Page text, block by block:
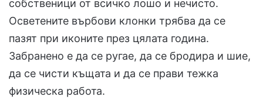
собственици от всичко лошо и нечисто.
Осветените върбови клонки трябва да се
пазят при иконите през цялата година.
Забранено е да се ругае, да се бродира и шие,
да се чисти къщата и да се прави тежка
физическа работа.